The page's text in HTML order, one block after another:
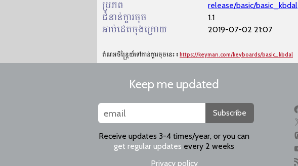
ប្រភព
release/basic/basic_kbdal
ជំនាន់ក្ដារចុច
1.1
អាប់ដេតចុងក្រោយ
2019-07-02 21:07
តំណអចិន្ត្រៃយ៍ទៅកាន់ក្ដារចុចនេះ៖ https://keyman.com/keyboards/basic_kbdal
Keep me updated
Subscribe
Receive updates 3-4 times/year, or you can
get regular updates every 2 weeks
Privacy policy